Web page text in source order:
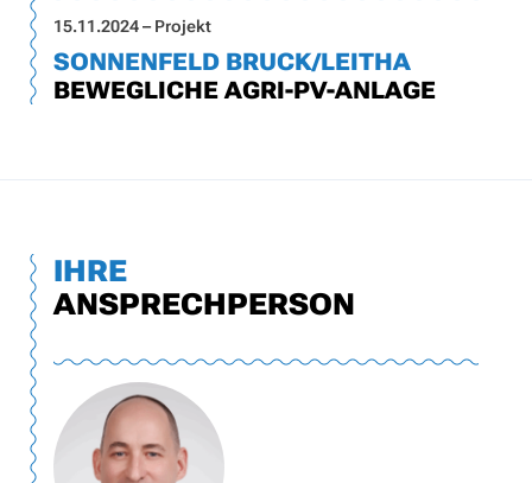
15.11.2024 – Projekt
SONNENFELD BRUCK/LEITHA
BEWEGLICHE AGRI-PV-ANLAGE
IHRE
ANSPRECHPERSON